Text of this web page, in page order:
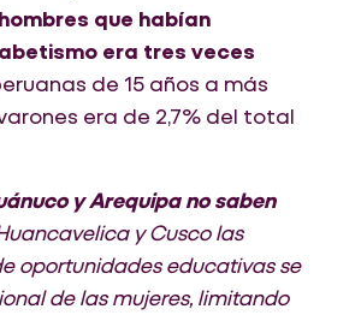
que habían
era tres veces
de 15 años a más
era de 2,7% del total
y Arequipa no saben
y Cusco las
oportunidades educativas se
de las mujeres, limitando